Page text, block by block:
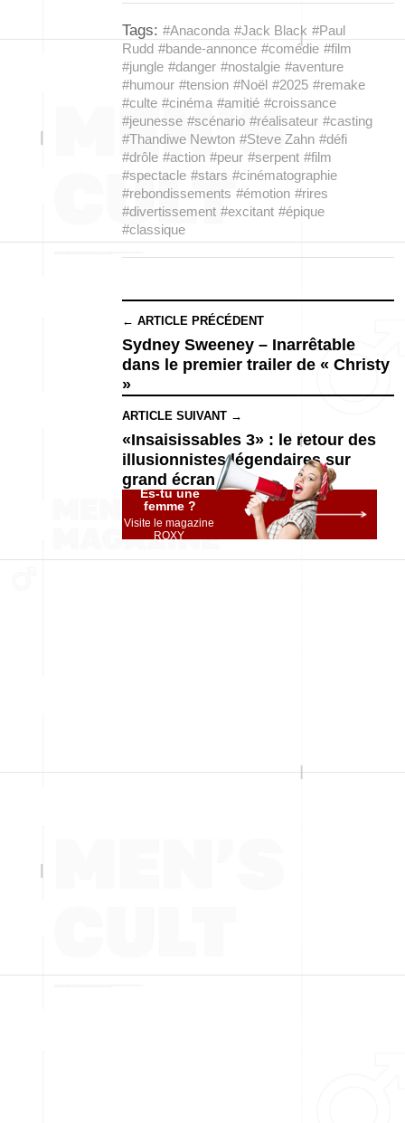
Tags: #Anaconda #Jack Black #Paul
Rudd #bande-annonce #comédie #film
#jungle #danger #nostalgie #aventure
#humour #tension #Noël #2025 #remake
#culte #cinéma #amitié #croissance
#jeunesse #scénario #réalisateur #casting
#Thandiwe Newton #Steve Zahn #défi
#drôle #action #peur #serpent #film
#spectacle #stars #cinématographie
#rebondissements #émotion #rires
#divertissement #excitant #épique
#classique
← ARTICLE PRÉCÉDENT
Sydney Sweeney – Inarrêtable
dans le premier trailer de « Christy
»
ARTICLE SUIVANT →
«Insaisissables 3» : le retour des
illusionnistes légendaires sur
grand écran
Es-tu une
femme ?
Visite le magazine
ROXY